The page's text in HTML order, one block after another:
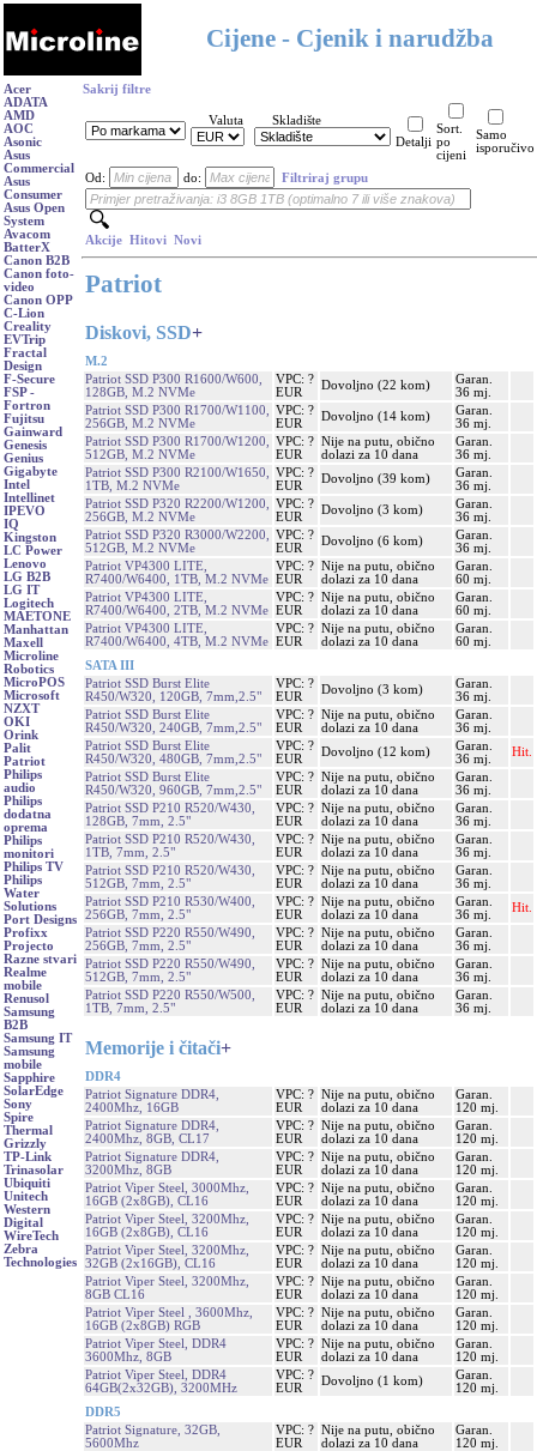
Cijene - Cjenik i narudžba
Acer
ADATA
AMD
AOC
Asonic
Asus
Commercial
Asus
Consumer
Asus Open
System
Avacom
BatterX
Canon B2B
Canon foto-
video
Canon OPP
C-Lion
Creality
EVTrip
Fractal
Design
F-Secure
FSP -
Fortron
Fujitsu
Gainward
Genesis
Genius
Gigabyte
Intel
Intellinet
IPEVO
IQ
Kingston
LC Power
Lenovo
LG B2B
LG IT
Logitech
MAETONE
Manhattan
Maxell
Microline
Robotics
MicroPOS
Microsoft
NZXT
OKI
Orink
Palit
Patriot
Philips
audio
Philips
dodatna
oprema
Philips
monitori
Philips TV
Philips
Water
Solutions
Port Designs
Profixx
Projecto
Razne stvari
Realme
mobile
Renusol
Samsung
B2B
Samsung IT
Samsung
mobile
Sapphire
SolarEdge
Sony
Spire
Thermal
Grizzly
TP-Link
Trinasolar
Ubiquiti
Unitech
Western
Digital
WireTech
Zebra
Technologies
Sakrij filtre
Valuta
Skladište
Detalji
Sort.
po
cijeni
Samo
isporučivo
Od: do: Filtriraj grupu
Akcije Hitovi Novi
Patriot
Diskovi, SSD+
M.2
Patriot SSD P300 R1600/W600,
128GB, M.2 NVMe
VPC: ?
EUR
Dovoljno (22 kom)
Garan.
36 mj.
Patriot SSD P300 R1700/W1100,
256GB, M.2 NVMe
VPC: ?
EUR
Dovoljno (14 kom)
Garan.
36 mj.
Patriot SSD P300 R1700/W1200,
512GB, M.2 NVMe
VPC: ?
EUR
Nije na putu, obično
dolazi za 10 dana
Garan.
36 mj.
Patriot SSD P300 R2100/W1650,
1TB, M.2 NVMe
VPC: ?
EUR
Dovoljno (39 kom)
Garan.
36 mj.
Patriot SSD P320 R2200/W1200,
256GB, M.2 NVMe
VPC: ?
EUR
Dovoljno (3 kom)
Garan.
36 mj.
Patriot SSD P320 R3000/W2200,
512GB, M.2 NVMe
VPC: ?
EUR
Dovoljno (6 kom)
Garan.
36 mj.
Patriot VP4300 LITE,
R7400/W6400, 1TB, M.2 NVMe
VPC: ?
EUR
Nije na putu, obično
dolazi za 10 dana
Garan.
60 mj.
Patriot VP4300 LITE,
R7400/W6400, 2TB, M.2 NVMe
VPC: ?
EUR
Nije na putu, obično
dolazi za 10 dana
Garan.
60 mj.
Patriot VP4300 LITE,
R7400/W6400, 4TB, M.2 NVMe
VPC: ?
EUR
Nije na putu, obično
dolazi za 10 dana
Garan.
60 mj.
SATA III
Patriot SSD Burst Elite
R450/W320, 120GB, 7mm,2.5"
VPC: ?
EUR
Dovoljno (3 kom)
Garan.
36 mj.
Patriot SSD Burst Elite
R450/W320, 240GB, 7mm,2.5"
VPC: ?
EUR
Nije na putu, obično
dolazi za 10 dana
Garan.
36 mj.
Patriot SSD Burst Elite
R450/W320, 480GB, 7mm,2.5"
VPC: ?
EUR
Dovoljno (12 kom)
Garan.
36 mj.
Hit.
Patriot SSD Burst Elite
R450/W320, 960GB, 7mm,2.5"
VPC: ?
EUR
Nije na putu, obično
dolazi za 10 dana
Garan.
36 mj.
Patriot SSD P210 R520/W430,
128GB, 7mm, 2.5"
VPC: ?
EUR
Nije na putu, obično
dolazi za 10 dana
Garan.
36 mj.
Patriot SSD P210 R520/W430,
1TB, 7mm, 2.5"
VPC: ?
EUR
Nije na putu, obično
dolazi za 10 dana
Garan.
36 mj.
Patriot SSD P210 R520/W430,
512GB, 7mm, 2.5"
VPC: ?
EUR
Nije na putu, obično
dolazi za 10 dana
Garan.
36 mj.
Patriot SSD P210 R530/W400,
256GB, 7mm, 2.5"
VPC: ?
EUR
Nije na putu, obično
dolazi za 10 dana
Garan.
36 mj.
Hit.
Patriot SSD P220 R550/W490,
256GB, 7mm, 2.5"
VPC: ?
EUR
Nije na putu, obično
dolazi za 10 dana
Garan.
36 mj.
Patriot SSD P220 R550/W490,
512GB, 7mm, 2.5"
VPC: ?
EUR
Nije na putu, obično
dolazi za 10 dana
Garan.
36 mj.
Patriot SSD P220 R550/W500,
1TB, 7mm, 2.5"
VPC: ?
EUR
Nije na putu, obično
dolazi za 10 dana
Garan.
36 mj.
Memorije i čitači+
DDR4
Patriot Signature DDR4,
2400Mhz, 16GB
VPC: ?
EUR
Nije na putu, obično
dolazi za 10 dana
Garan.
120 mj.
Patriot Signature DDR4,
2400Mhz, 8GB, CL17
VPC: ?
EUR
Nije na putu, obično
dolazi za 10 dana
Garan.
120 mj.
Patriot Signature DDR4,
3200Mhz, 8GB
VPC: ?
EUR
Nije na putu, obično
dolazi za 10 dana
Garan.
120 mj.
Patriot Viper Steel, 3000Mhz,
16GB (2x8GB), CL16
VPC: ?
EUR
Nije na putu, obično
dolazi za 10 dana
Garan.
120 mj.
Patriot Viper Steel, 3200Mhz,
16GB (2x8GB), CL16
VPC: ?
EUR
Nije na putu, obično
dolazi za 10 dana
Garan.
120 mj.
Patriot Viper Steel, 3200Mhz,
32GB (2x16GB), CL16
VPC: ?
EUR
Nije na putu, obično
dolazi za 10 dana
Garan.
120 mj.
Patriot Viper Steel, 3200Mhz,
8GB CL16
VPC: ?
EUR
Nije na putu, obično
dolazi za 10 dana
Garan.
120 mj.
Patriot Viper Steel , 3600Mhz,
16GB (2x8GB) RGB
VPC: ?
EUR
Nije na putu, obično
dolazi za 10 dana
Garan.
120 mj.
Patriot Viper Steel, DDR4
3600Mhz, 8GB
VPC: ?
EUR
Nije na putu, obično
dolazi za 10 dana
Garan.
120 mj.
Patriot Viper Steel, DDR4
64GB(2x32GB), 3200MHz
VPC: ?
EUR
Dovoljno (1 kom)
Garan.
120 mj.
DDR5
Patriot Signature, 32GB,
5600Mhz
VPC: ?
EUR
Nije na putu, obično
dolazi za 10 dana
Garan.
120 mj.